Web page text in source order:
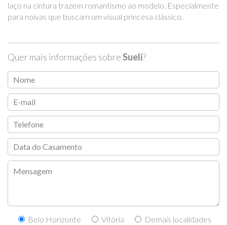
laço na cintura trazem romantismo ao modelo. Especialmente
para noivas que buscam um visual princesa clássico.
Quer mais informações sobreSueli?
Belo Horizonte Vitória Demais localidades